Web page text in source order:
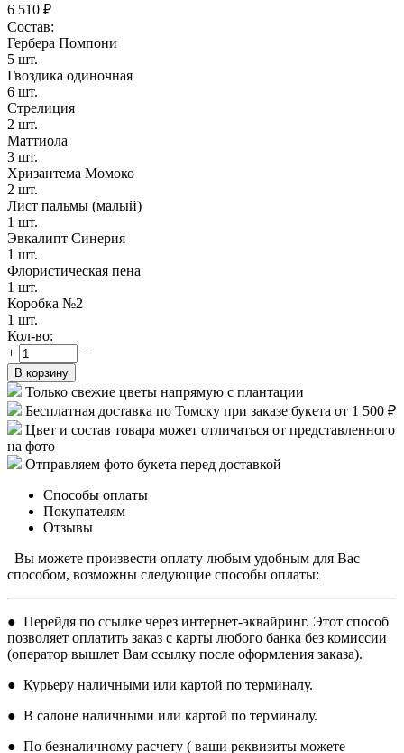
6 510 ₽
Состав:
Гербера Помпони
5 шт.
Гвоздика одиночная
6 шт.
Стрелиция
2 шт.
Маттиола
3 шт.
Хризантема Момоко
2 шт.
Лист пальмы (малый)
1 шт.
Эвкалипт Синерия
1 шт.
Флористическая пена
1 шт.
Коробка №2
1 шт.
Кол-во:
+
−
В корзину
Только свежие цветы напрямую с плантации
Бесплатная доставка по Томску при заказе букета от 1 500 ₽
Цвет и состав товара может отличаться от представленного
на фото
Отправляем фото букета перед доставкой
Способы оплаты
Покупателям
Отзывы
Вы можете произвести оплату любым удобным для Вас
способом, возможны следующие способы оплаты:
● Перейдя по ссылке через интернет-эквайринг. Этот способ
позволяет оплатить заказ с карты любого банка без комиссии
(оператор вышлет Вам ссылку после оформления заказа).
● Курьеру наличными или картой по терминалу.
● В салоне наличными или картой по терминалу.
● По безналичному расчету ( ваши реквизиты можете